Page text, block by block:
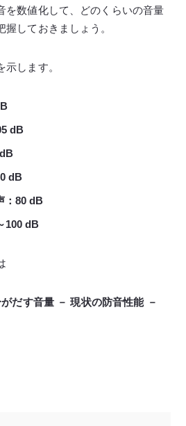
を数値化して、どのくらいの音量
しておきましょう。
します。
dB
dB
：80 dB
100 dB
だす音量 － 現状の防音性能 －